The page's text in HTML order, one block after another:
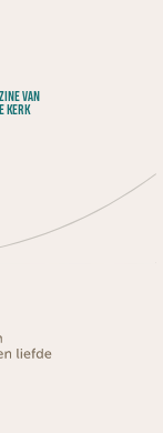
VAN
KERK